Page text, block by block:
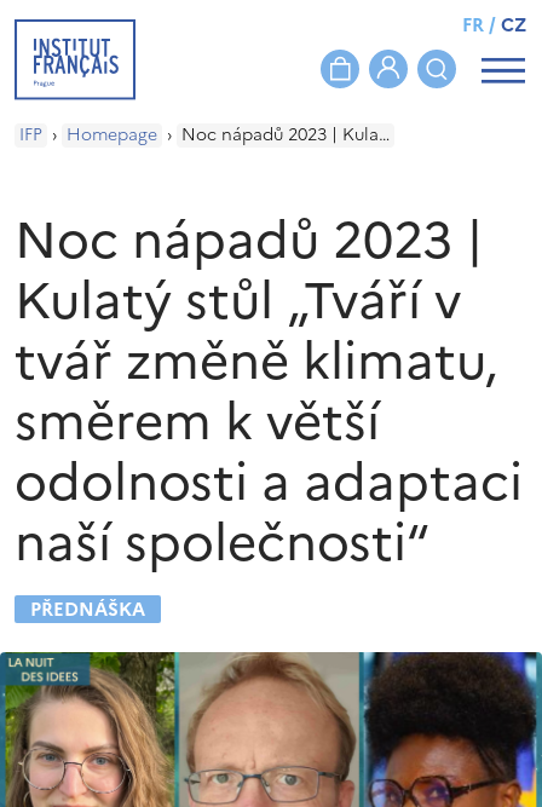
FR/CZ
IFP › Homepage › Noc nápadů 2023 | Kulatý stůl „Tváří v tvář změně klimatu, směrem k větší odolnosti a adaptaci naší společnosti“
Noc nápadů 2023 |
Kulatý stůl „Tváří v
tvář změně klimatu,
směrem k větší
odolnosti a adaptaci
naší společnosti“
PŘEDNÁŠKA